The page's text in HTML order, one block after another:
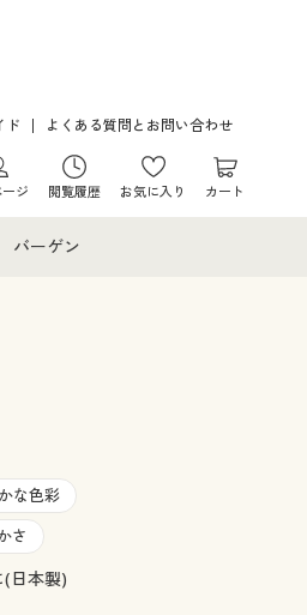
ド よくある質問とお問い合わせ
ジ 閲覧履歴 お気に入り カート
ィース下着
ズ
・制服
バーゲン
な色彩
さ
日本製)